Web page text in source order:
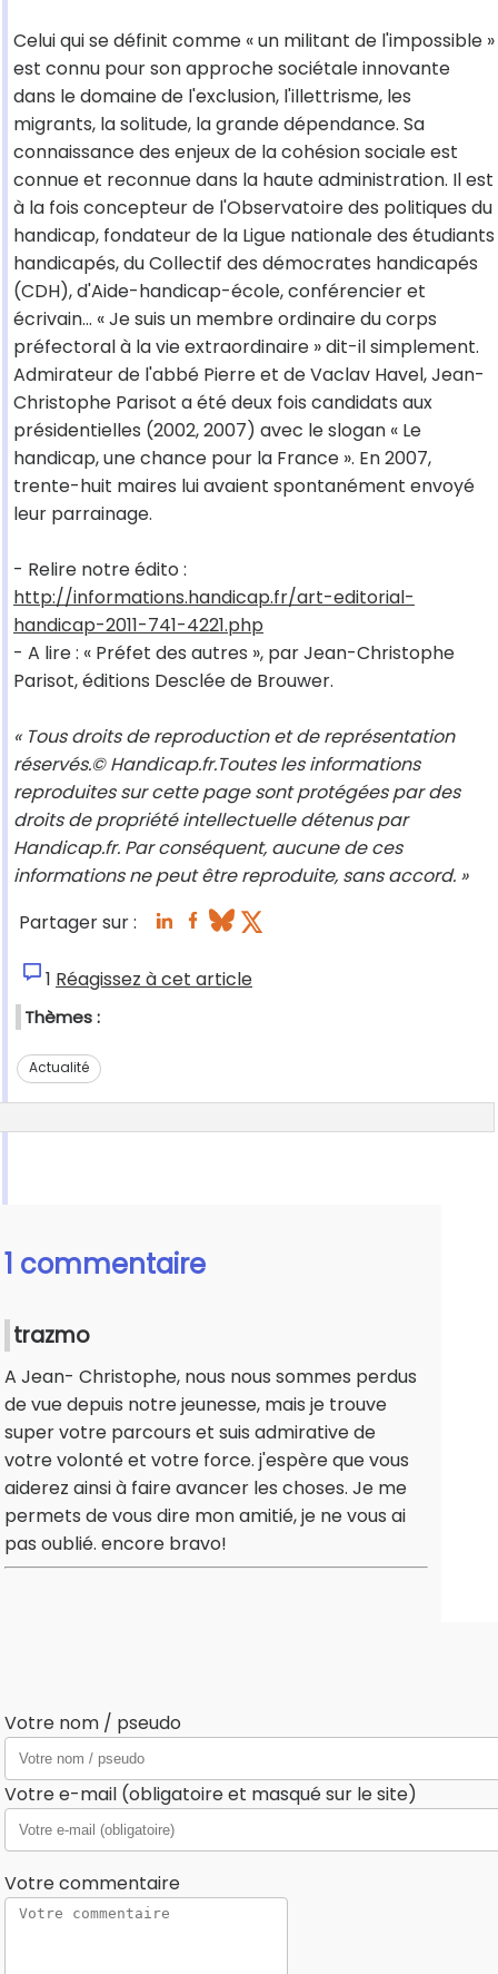
Celui qui se définit comme « un militant de l'impossible »
est connu pour son approche sociétale innovante
dans le domaine de l'exclusion, l'illettrisme, les
migrants, la solitude, la grande dépendance. Sa
connaissance des enjeux de la cohésion sociale est
connue et reconnue dans la haute administration. Il est
à la fois concepteur de l'Observatoire des politiques du
handicap, fondateur de la Ligue nationale des étudiants
handicapés, du Collectif des démocrates handicapés
(CDH), d'Aide-handicap-école, conférencier et
écrivain... « Je suis un membre ordinaire du corps
préfectoral à la vie extraordinaire » dit-il simplement.
Admirateur de l'abbé Pierre et de Vaclav Havel, Jean-
Christophe Parisot a été deux fois candidats aux
présidentielles (2002, 2007) avec le slogan « Le
handicap, une chance pour la France ». En 2007,
trente-huit maires lui avaient spontanément envoyé
leur parrainage.
- Relire notre édito :
http://informations.handicap.fr/art-editorial-
handicap-2011-741-4221.php
- A lire : « Préfet des autres », par Jean-Christophe
Parisot, éditions Desclée de Brouwer.
« Tous droits de reproduction et de représentation
réservés.© Handicap.fr.Toutes les informations
reproduites sur cette page sont protégées par des
droits de propriété intellectuelle détenus par
Handicap.fr. Par conséquent, aucune de ces
informations ne peut être reproduite, sans accord. »
Partager sur :
1 Réagissez à cet article
Thèmes :
Actualité
1 commentaire
trazmo
A Jean- Christophe, nous nous sommes perdus
de vue depuis notre jeunesse, mais je trouve
super votre parcours et suis admirative de
votre volonté et votre force. j'espère que vous
aiderez ainsi à faire avancer les choses. Je me
permets de vous dire mon amitié, je ne vous ai
pas oublié. encore bravo!
Votre nom / pseudo
Votre e-mail (obligatoire et masqué sur le site)
Votre commentaire